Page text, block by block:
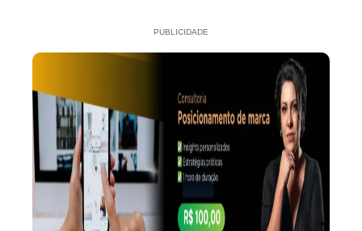
PUBLICIDADE